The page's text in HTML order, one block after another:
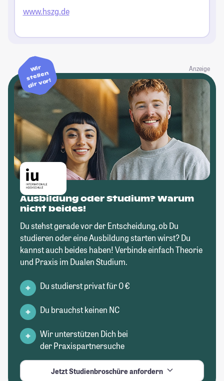
www.hszg.de
Anzeige
Wir
stellen
dir vor!
Ausbildung oder Studium? Warum
nicht beides!
Du stehst gerade vor der Entscheidung, ob Du
studieren oder eine Ausbildung starten wirst? Du
kannst auch beides haben! Verbinde einfach Theorie
und Praxis im Dualen Studium.
Du studierst privat für 0 €
Du brauchst keinen NC
Wir unterstützen Dich bei
der Praxispartnersuche
Jetzt Studienbroschüre anfordern